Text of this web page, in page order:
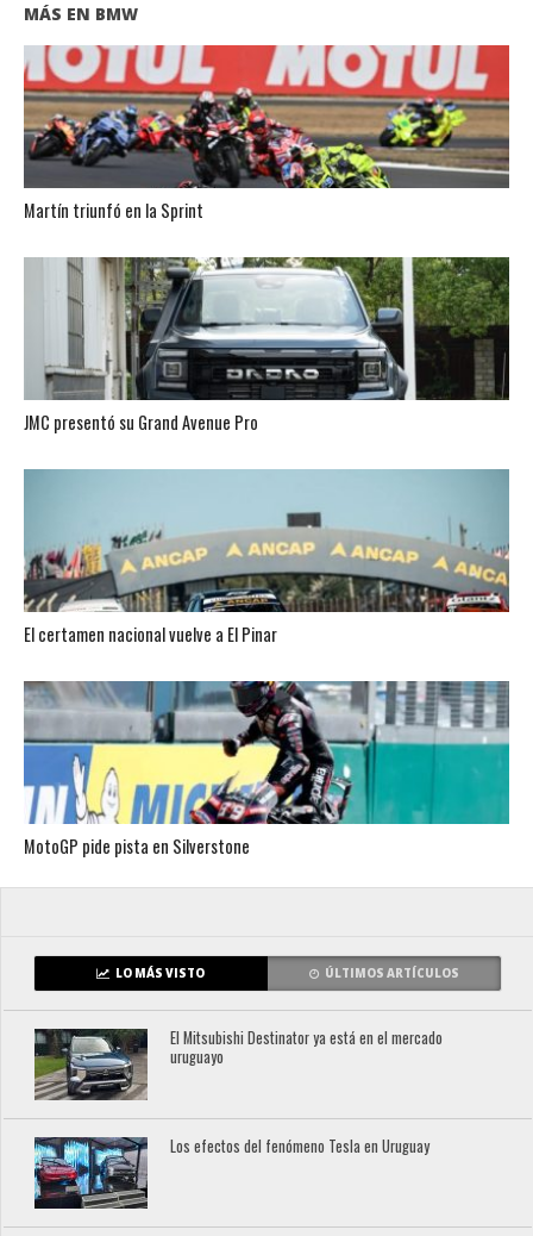
MÁS EN BMW
Martín triunfó en la Sprint
JMC presentó su Grand Avenue Pro
El certamen nacional vuelve a El Pinar
MotoGP pide pista en Silverstone
LO MÁS VISTO ÚLTIMOS ARTÍCULOS
El Mitsubishi Destinator ya está en el mercado
uruguayo
Los efectos del fenómeno Tesla en Uruguay